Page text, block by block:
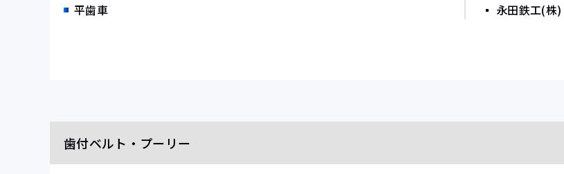
平歯車
永田鉄工(株)
歯付ベルト・プーリー